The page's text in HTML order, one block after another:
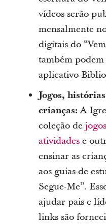
vídeos serão
mensalmente
digitais do
também
aplicativo
Jogos,
crianças:A
coleção de
atividadese
ensinar as
aos guias de
Segue-Me”.
ajudar pais e
links são